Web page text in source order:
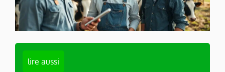
lire aussi